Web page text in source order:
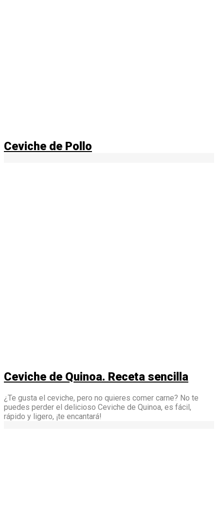
Ceviche de Pollo
Ceviche de Quinoa. Receta sencilla
¿Te gusta el ceviche, pero no quieres comer carne? No te
puedes perder el delicioso Ceviche de Quinoa, es fácil,
rápido y ligero, ¡te encantará!